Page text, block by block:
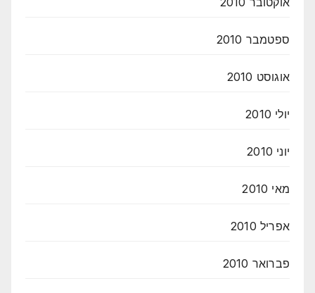
ספטמבר 2010
אוגוסט 2010
יולי 2010
יוני 2010
מאי 2010
אפריל 2010
פברואר 2010